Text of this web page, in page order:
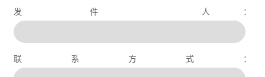
发 件 人：
联系方式：